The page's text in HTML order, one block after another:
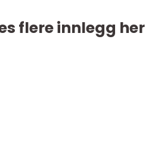
flere innlegg her